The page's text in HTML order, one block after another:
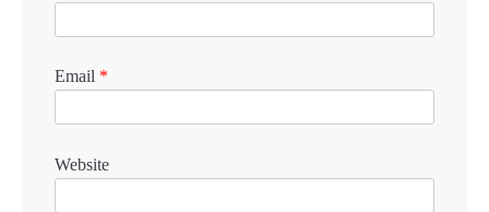
Email *
Website